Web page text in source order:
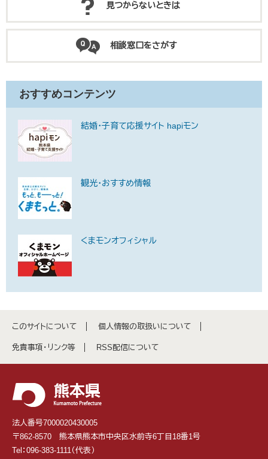
見つからないときは
相談窓口をさがす
おすすめコンテンツ
結婚・子育て応援サイト hapiモン
観光・おすすめ情報
くまモンオフィシャル
このサイトについて 個人情報の取扱いについて
免責事項・リンク等 RSS配信について
法人番号7000020430005
〒862-8570 熊本県熊本市中央区水前寺6丁目18番1号
Tel：096-383-1111（代表）